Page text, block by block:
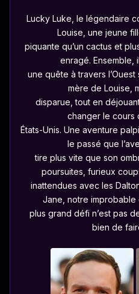
Lucky Luke, le légendaire
Louise, une jeune
piquante qu’un cactus et
enragé. Ensemble,
une quête à travers
mère de Louise,
disparue, tout en
changer le cours
États-Unis. Une aventure
le passé que
tire plus vite que son
poursuites, furieux
inattendues avec les
Jane, notre
plus grand défi n’est pas
bien de